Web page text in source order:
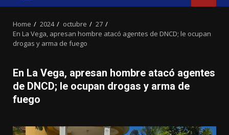
Home 2024 octubre
27
En La Vega, apresan hombre atacó agentes de DNCD; le ocupan
drogas y arma de fuego
En La Vega, apresan hombre atacó agentes
de DNCD; le ocupan drogas y arma de
fuego